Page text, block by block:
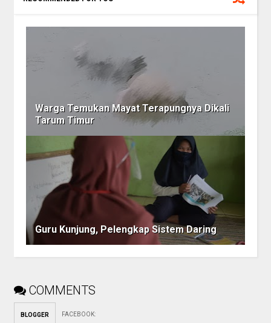
Warga Temukan Mayat Terapungnya Dikali
Tarum Timur
Guru Kunjung, Pelengkap Sistem Daring
COMMENTS
BLOGGER FACEBOOK: